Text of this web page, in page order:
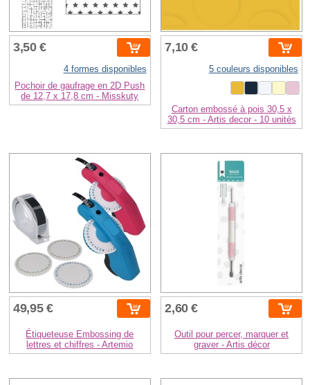
3,50 €
4 formes disponibles
Pochoir de gaufrage en 2D Push
de 12,7 x 17,8 cm - Misskuty
7,10 €
5 couleurs disponibles
Carton embossé à pois 30,5 x
30,5 cm - Artis decor - 10 unités
49,95 €
Étiqueteuse Embossing de
lettres et chiffres - Artemio
2,60 €
Outil pour percer, marquer et
graver - Artis décor